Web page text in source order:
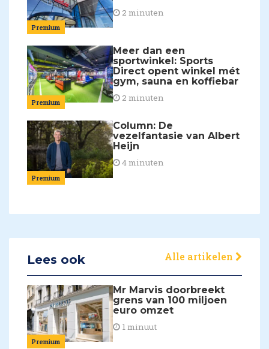
Premium
2 minuten
Premium
Meer dan een
sportwinkel: Sports
Direct opent winkel mét
gym, sauna en koffiebar
2 minuten
Premium
Column: De
vezelfantasie van Albert
Heijn
4 minuten
Lees ook Alle artikelen
Premium
Mr Marvis doorbreekt
grens van 100 miljoen
euro omzet
1 minuut